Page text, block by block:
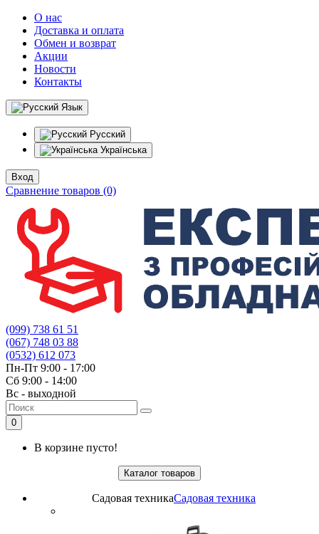
О нас
Доставка и оплата
Обмен и возврат
Акции
Новости
Контакты
Язык
Русский
Українська
Вход
Сравнение товаров (0)
(099) 738 61 51
(067) 748 03 88
(0532) 612 073
Пн-Пт 9:00 - 17:00
Сб 9:00 - 14:00
Вс - выходной
0
В корзине пусто!
Каталог товаров
Садовая техникаСадовая техника